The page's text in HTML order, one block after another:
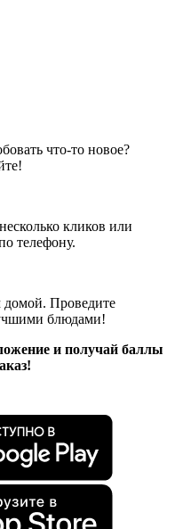
что-то новое?
кликов или
телефону.
домой. Проведите
блюдами!
и получай баллы